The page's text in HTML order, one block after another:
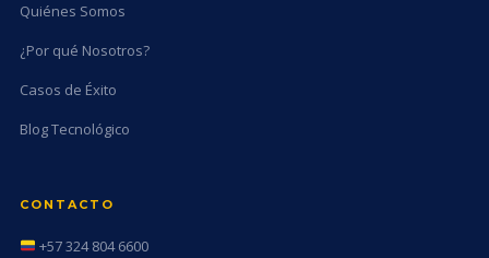
Quiénes Somos
¿Por qué Nosotros?
Casos de Éxito
Blog Tecnológico
CONTACTO
+57 324 804 6600